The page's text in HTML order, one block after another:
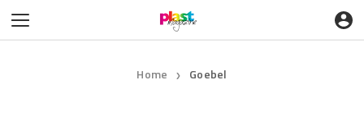
Home ❯ Goebel